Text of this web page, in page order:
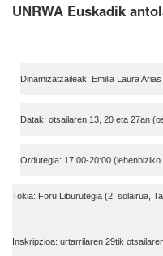
UNRWA Euskadik
Dinamizatzaileak: Emilia Laura
Datak: otsailaren 13, 20 eta 27an
Ordutegia: 17:00-20:00 (lehenbiziko
Tokia: Foru Liburutegia (2. solairua,
Inskripzioa: urtarrilaren 29tik